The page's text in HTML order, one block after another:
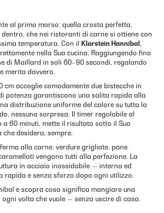
al primo morso: quella crosta perfetta,
che nei ristoranti di carne si ottiene con
temperatura. Con il
Klarstein Hannibal ,
nella Sua cucina. Raggiungendo fino
di Maillard in soli 60–90 secondi, regalando
merita davvero.
cm accoglie comodamente due bistecche in
potenza garantiscono una salita rapida alla
distribuzione uniforme del calore su tutta la
nessuna sorpresa. Il timer regolabile al
a 60 minuti, mette il risultato sotto il Suo
desidera, sempre.
alla carne: verdure grigliate, pane
vengono tutti alla perfezione. La
in acciaio inossidabile — interna ed
rapida e senza sforzo dopo ogni utilizzo.
e scopra cosa significa mangiare una
volta che vuole — senza uscire di casa.